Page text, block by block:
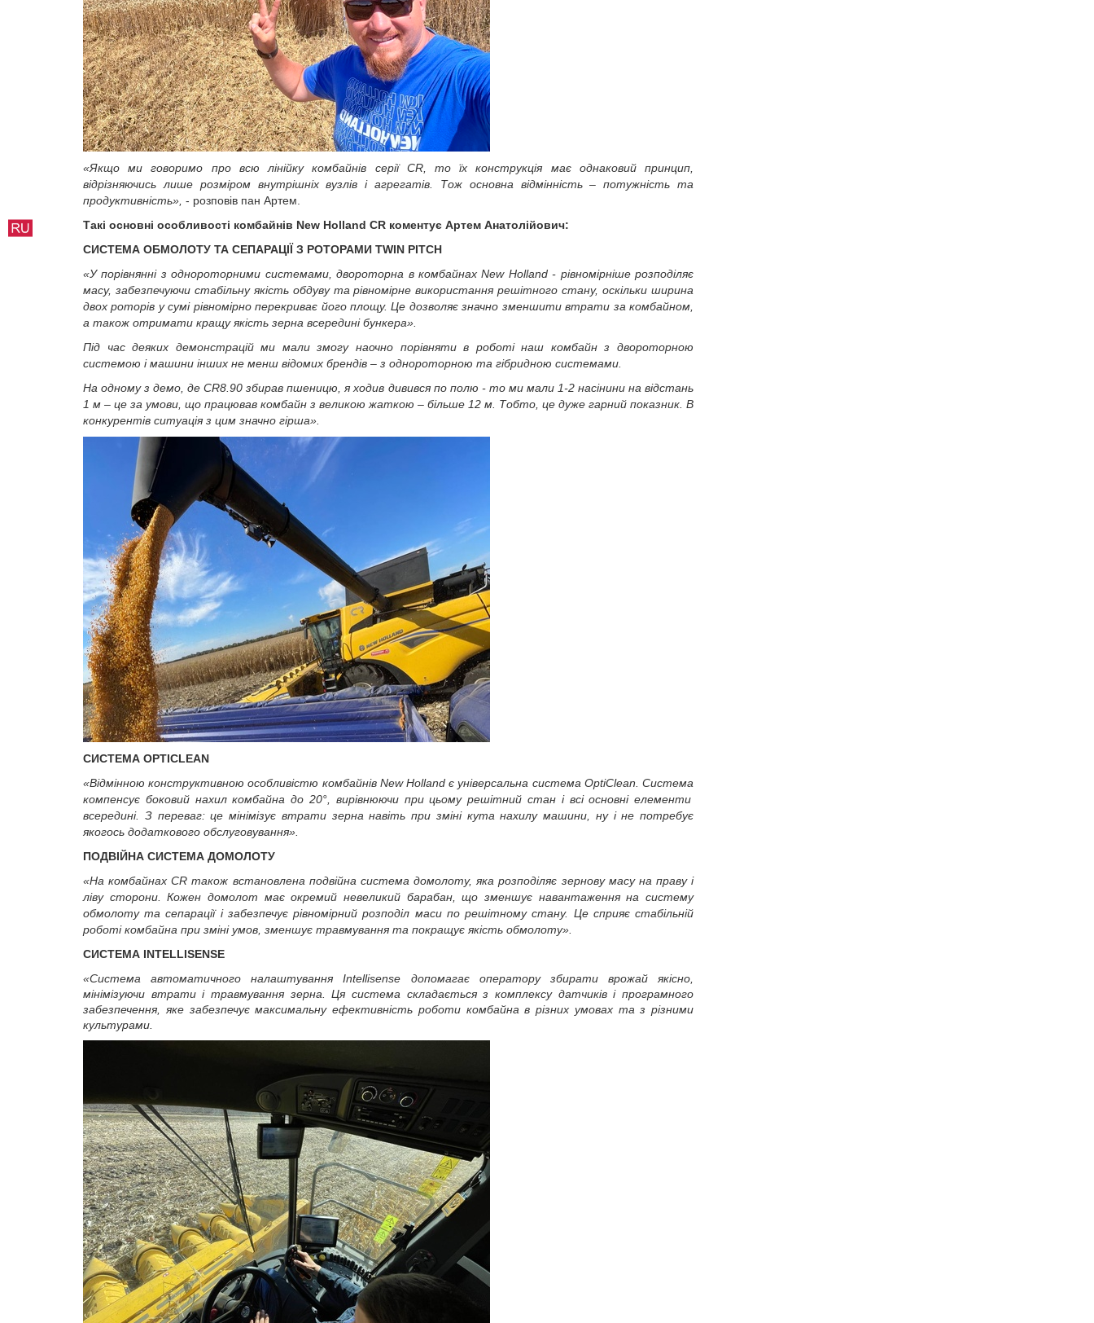
«Якщо ми говоримо про всю лінійку комбайнів серії CR, то їх конструкція має однаковий принцип,
відрізняючись лише розміром внутрішніх вузлів і агрегатів. Тож основна відмінність – потужність та
продуктивність», - розповів пан Артем.
Такі основні особливості комбайнів New Holland CR коментує Артем Анатолійович:
СИСТЕМА ОБМОЛОТУ ТА СЕПАРАЦІЇ З РОТОРАМИ TWIN PITCH
«У порівнянні з однороторними системами, двороторна в комбайнахNew Holland - рівномірніше розподіляє
масу, забезпечуючи стабільну якість обдуву та рівномірне використання решітного стану, оскільки ширина
двох роторів у сумі рівномірно перекриває його площу. Це дозволяє значно зменшити втрати за комбайном
а також отримати кращу якість зерна всередині бункера»
Під час деяких демонстрацій ми мали змогу наочно порівняти в роботі наш комбайн з двороторною
системою і машини інших не менш відомих брендів – з однороторною та гібридною системами.
На одному з демо, деCR8.90 збирав пшеницю, я ходив дивився по полю - то ми мали 1-2 насінини на відстань
1 м – це за умови, що працював комбайн з великою жаткою – більше 12 м. Тобто, це дуже гарний показник. В
конкурентів ситуація з цим значно гірша».
СИСТЕМА OPTICLEAN
«Відмінною конструктивною особливістю комбайнів New Holland є універсальна система OptiClean . Система
компенсує боковий нахилкомбайна до 20° , вирівнюючи при цьому решітний стан і всі основні елементи
всередині. З переваг: це мінімізує втрати зерна навіть при зміні кута нахилу машини , ну і не потребує
якогось додаткового обслуговування»
ПОДВІЙНА СИСТЕМА ДОМОЛОТУ
«На комбайнах CR також встановлена подвійна система домолоту, яка розподіляє зернову масу на праву і
ліву сторони. Кожен домолот має окремий невеликий барабан, що зменшує навантаження на систему
обмолотута сепараціїі забезпечує рівномірний розподіл маси по решітному стану. Це сприяє стабільній
роботі комбайна при зміні умов, зменшує травмування та покращує якість обмолоту»
СИСТЕМА INTELLISENSE
«Система автоматичного налаштуванняIntellisense допомагає оператору збирати врожай якісно,
мінімізуючи втрати і травмування зерна.Ця система складається з комплексу датчиків і програмного
забезпечення, яке забезпечує максимальну ефективність роботи комбайна в різних умовах та з різними
культурами